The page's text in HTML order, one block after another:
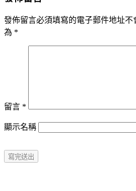
發佈留言必須填寫的電子郵件地址不
為 *
留言 *
顯示名稱